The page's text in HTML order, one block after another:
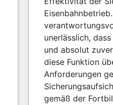
unerlässlich,
und absolut
diese Funktion
Anforderungen
gemäß der